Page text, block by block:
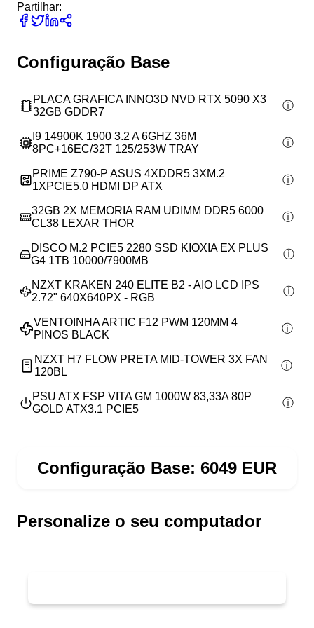
Partilhar:
Configuração Base
PLACA GRAFICA INNO3D NVD RTX 5090 X3
32GB GDDR7
I9 14900K 1900 3.2 A 6GHZ 36M
8PC+16EC/32T 125/253W TRAY
PRIME Z790-P ASUS 4XDDR5 3XM.2
1XPCIE5.0 HDMI DP ATX
32GB 2X MEMORIA RAM UDIMM DDR5 6000
CL38 LEXAR THOR
DISCO M.2 PCIE5 2280 SSD KIOXIA EX PLUS
G4 1TB 10000/7900MB
NZXT KRAKEN 240 ELITE B2 - AIO LCD IPS
2.72" 640X640PX - RGB
VENTOINHA ARTIC F12 PWM 120MM 4
PINOS BLACK
NZXT H7 FLOW PRETA MID-TOWER 3X FAN
120BL
PSU ATX FSP VITA GM 1000W 83,33A 80P
GOLD ATX3.1 PCIE5
Configuração Base: 6049 EUR
Personalize o seu computador